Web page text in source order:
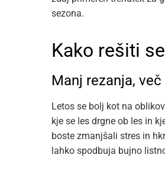
sezona.
Kako rešiti
Manj rezanja,
Letos se bolj kot na
kje se les drgne ob les in
boste zmanjšali stres in
lahko spodbuja bujno